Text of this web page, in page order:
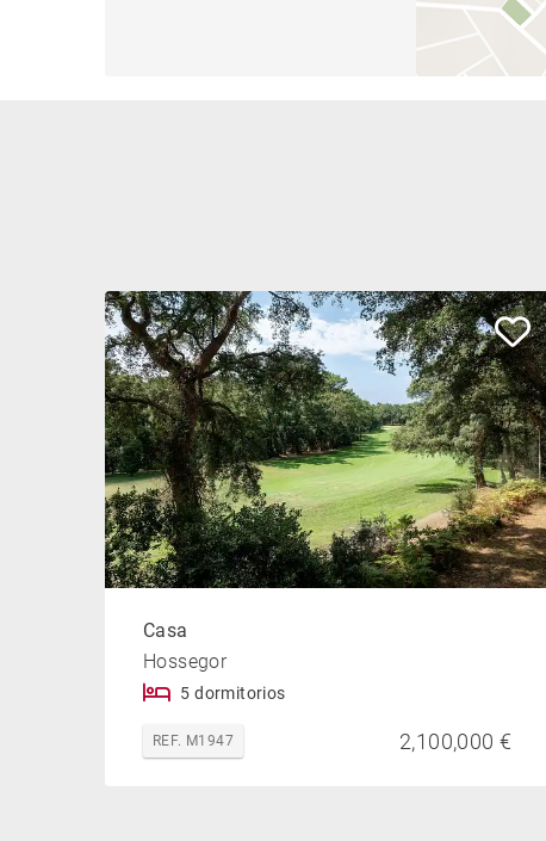
Casa
Hossegor
5 dormitorios
REF. M1947 2,100,000 €